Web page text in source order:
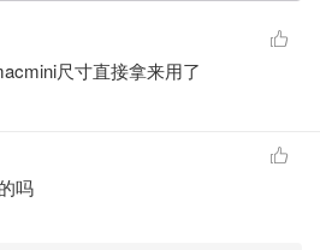
UN100P Mini PC Intel 12th Gen
N100
Ryzen 9 8945HS
强大，搭载 AMD Ryzen 9
尺寸直接拿来用了
吗